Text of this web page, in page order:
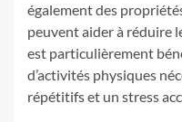
également des
peuvent aider à réduire
est particulièrement
d’activités physiques
répétitifs et un stress